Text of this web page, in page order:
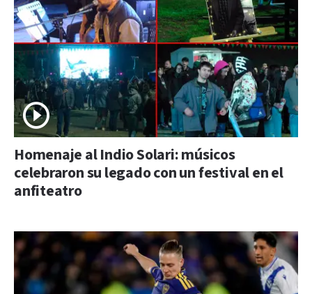
Homenaje al Indio Solari: músicos
celebraron su legado con un festival en el
anfiteatro